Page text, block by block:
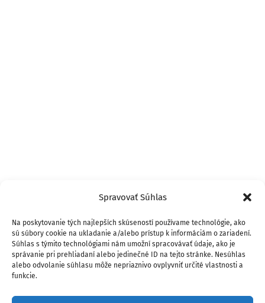
Spravovať Súhlas
Na poskytovanie tých najlepších skúseností používame technológie, ako
sú súbory cookie na ukladanie a/alebo prístup k informáciám o zariadení.
Súhlas s týmito technológiami nám umožní spracovávať údaje, ako je
správanie pri prehliadaní alebo jedinečné ID na tejto stránke. Nesúhlas
alebo odvolanie súhlasu môže nepriaznivo ovplyvniť určité vlastnosti a
funkcie.